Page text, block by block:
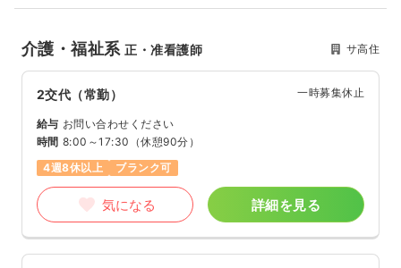
介護・福祉系正・准看護師 サ高住
2交代（常勤） 一時募集休止
給与 お問い合わせください
時間 8:00～17:30 （休憩90分）
4週8休以上
ブランク可
気になる 詳細を見る